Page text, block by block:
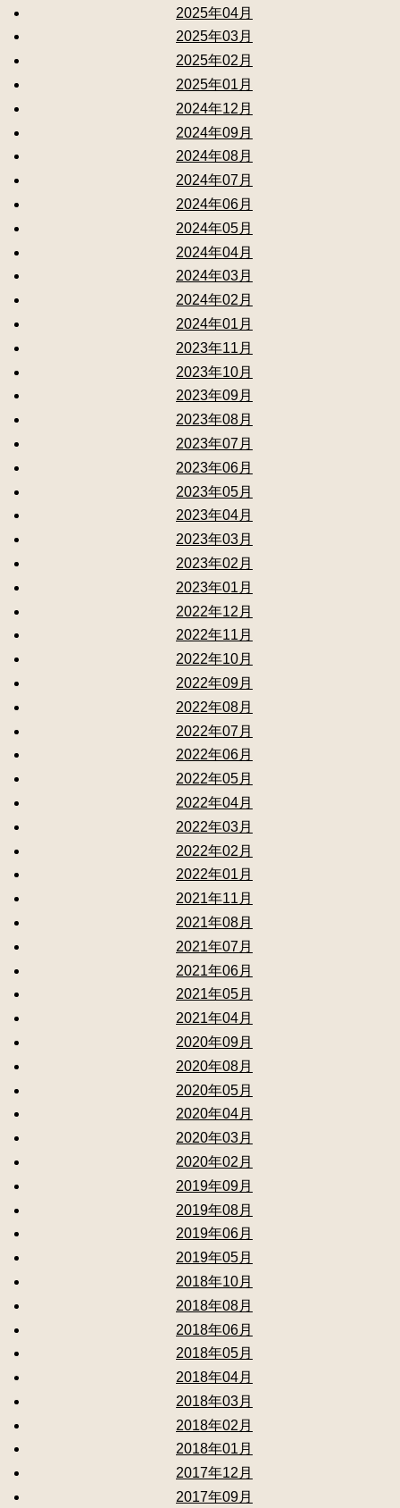
2025年04月
2025年03月
2025年02月
2025年01月
2024年12月
2024年09月
2024年08月
2024年07月
2024年06月
2024年05月
2024年04月
2024年03月
2024年02月
2024年01月
2023年11月
2023年10月
2023年09月
2023年08月
2023年07月
2023年06月
2023年05月
2023年04月
2023年03月
2023年02月
2023年01月
2022年12月
2022年11月
2022年10月
2022年09月
2022年08月
2022年07月
2022年06月
2022年05月
2022年04月
2022年03月
2022年02月
2022年01月
2021年11月
2021年08月
2021年07月
2021年06月
2021年05月
2021年04月
2020年09月
2020年08月
2020年05月
2020年04月
2020年03月
2020年02月
2019年09月
2019年08月
2019年06月
2019年05月
2018年10月
2018年08月
2018年06月
2018年05月
2018年04月
2018年03月
2018年02月
2018年01月
2017年12月
2017年09月